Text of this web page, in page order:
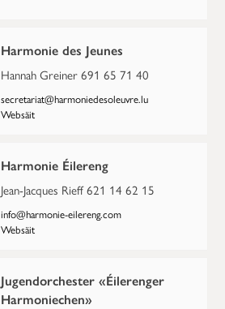
Harmonie des Jeunes
Hannah Greiner 691 65 71 40
secretariat@harmoniedesoleuvre.lu
Websäit
Harmonie Éilereng
Jean-Jacques Rieff 621 14 62 15
info@harmonie-eilereng.com
Websäit
Jugendorchester «Éilerenger
Harmoniechen»